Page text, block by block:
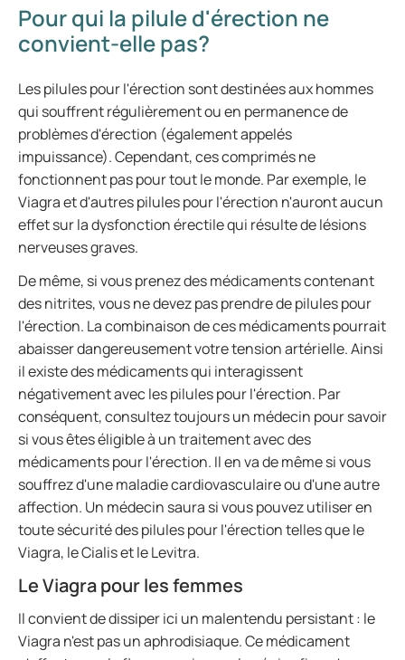
Pour qui la pilule d'érection ne
convient-elle pas?
Les pilules pour l'érection sont destinées aux hommes
qui souffrent régulièrement ou en permanence de
problèmes d'érection (également appelés
impuissance). Cependant, ces comprimés ne
fonctionnent pas pour tout le monde. Par exemple, le
Viagra et d'autres pilules pour l'érection n'auront aucun
effet sur la dysfonction érectile qui résulte de lésions
nerveuses graves.
De même, si vous prenez des médicaments contenant
des nitrites, vous ne devez pas prendre de pilules pour
l'érection. La combinaison de ces médicaments pourrait
abaisser dangereusement votre tension artérielle. Ainsi
il existe des médicaments qui interagissent
négativement avec les pilules pour l'érection. Par
conséquent, consultez toujours un médecin pour savoir
si vous êtes éligible à un traitement avec des
médicaments pour l'érection. Il en va de même si vous
souffrez d'une maladie cardiovasculaire ou d'une autre
affection. Un médecin saura si vous pouvez utiliser en
toute sécurité des pilules pour l'érection telles que le
Viagra, le Cialis et le Levitra.
Le Viagra pour les femmes
Il convient de dissiper ici un malentendu persistant : le
Viagra n'est pas un aphrodisiaque. Ce médicament